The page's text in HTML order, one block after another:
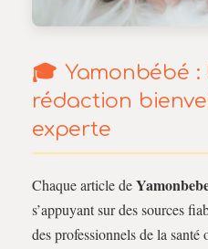
Yamonbébé
rédaction
experte
Chaque article de
s’appuyant sur des sources
des professionnels de la santé